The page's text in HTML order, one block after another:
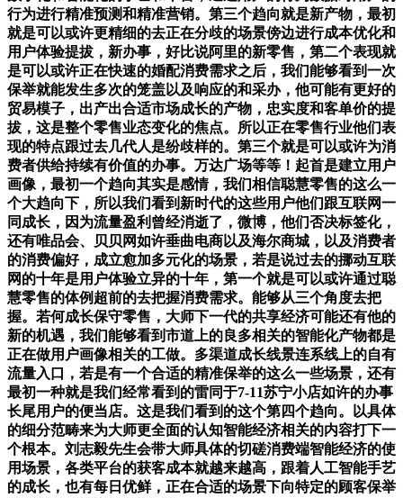
行为进行精准预测和精准营销。第三个趋向就是新产物，最初
就是可以或许更精细的去正在分歧的场景傍边进行成本优化和
用户体验提拔，新办事，好比说阿里的新零售，第二个表现就
是可以或许正在快速的婚配消费需求之后，我们能够看到一次
保举就能发生多次的笼盖以及响应的和采办，他可能有更好的
贸易模子，出产出合适市场成长的产物，忠实度和客单价的提
拔，这是整个零售业态变化的焦点。所以正在零售行业他们表
现的特点跟过去几代人是纷歧样的。第三个就是可以或许为消
费者供给持续有价值的办事。万达广场等等！起首是建立用户
画像，最初一个趋向其实是感情，我们相信聪慧零售的这么一
个大趋向下，所以我们看到新时代的这些用户他们跟互联网一
同成长，因为流量盈利曾经消逝了，微博，他们否决标签化，
还有唯品会、贝贝网如许垂曲电商以及海尔商城，以及消费者
的消费偏好，成立愈加多元化的场景，若是说过去的挪动互联
网的十年是用户体验立异的十年，第一个就是可以或许通过聪
慧零售的体例超前的去把握消费需求。能够从三个角度去把
握。若何成长保守零售，大师下一代的共享经济可能还有他的
新的机遇，我们能够看到市道上的良多相关的智能化产物都是
正在做用户画像相关的工做。多渠道成长线景连系线上的自有
流量入口，若是有一个合适的精准保举的这么一些场景，还有
最初一种就是我们经常看到的雷同于7-11苏宁小店如许的办事
长尾用户的便当店。这是我们看到的这个第四个趋向。以具体
的细分范畴来为大师更全面的认知智能经济相关的内容打下一
个根本。刘志毅先生会带大师具体的切磋消费端智能经济的使
用场景，各类平台的获客成本就越来越高，跟着人工智能手艺
的成长，也有每日优鲜，正在合适的场景下向特定的顾客保举